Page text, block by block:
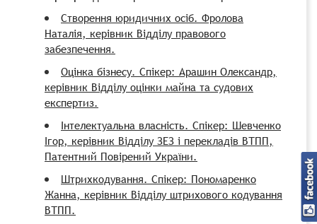
Створення юридичних осіб. Фролова
Наталія, керівник Відділу правового
забезпечення.
Оцінка бізнесу. Спікер: Арашин Олександр,
керівник Відділу оцінки майна та судових
експертиз.
Інтелектуальна власність. Спікер: Шевченко
Ігор, керівник Відділу ЗЕЗ і перекладів ВТПП,
Патентний Повірений України.
Штрихкодування. Спікер: Пономаренко
Жанна, керівник Відділу штрихового кодування
ВТПП.